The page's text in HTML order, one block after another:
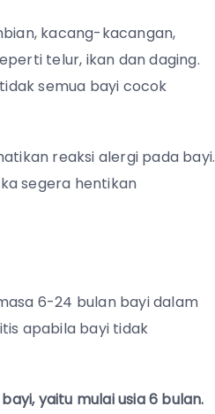
kacang-kacangan,
telur, ikan dan daging.
semua bayi cocok
reaksi alergi pada bayi.
segera hentikan
6-24 bulan bayi dalam
apabila bayi tidak
yaitu mulai usia 6 bulan.